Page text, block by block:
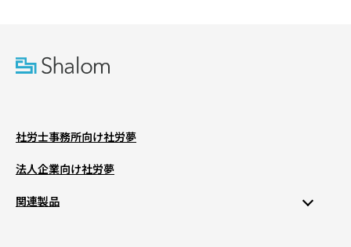
社労士事務所向け社労夢
法人企業向け社労夢
関連製品